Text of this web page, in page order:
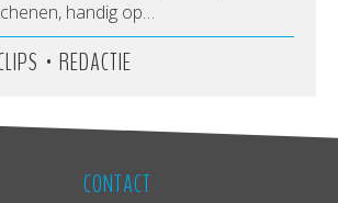
handig op…
• REDACTIE
CONTACT